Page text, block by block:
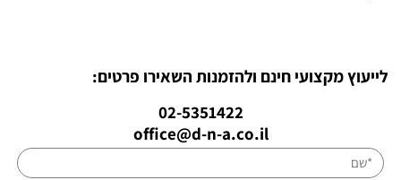
לייעוץ מקצועי חינם ולהזמנות השאירו פרטים:
02-5351422
office@d-n-a.co.il